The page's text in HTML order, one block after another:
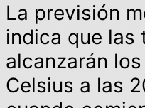
La previsión
indica que las
alcanzarán
Celsius a las